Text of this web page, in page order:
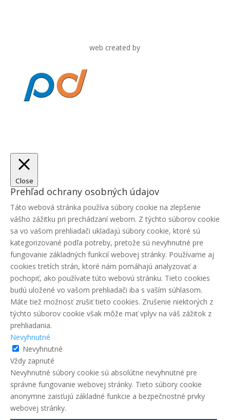
web created by
Close
Prehľad ochrany osobných údajov
Táto webová stránka používa súbory cookie na zlepšenie
vášho zážitku pri prechádzaní webom. Z týchto súborov cookie
sa vo vašom prehliadači ukladajú súbory cookie, ktoré sú
kategorizované podľa potreby, pretože sú nevyhnutné pre
fungovanie základných funkcií webovej stránky. Používame aj
cookies tretích strán, ktoré nám pomáhajú analyzovať a
pochopiť, ako používate túto webovú stránku. Tieto cookies
budú uložené vo vašom prehliadači iba s vaším súhlasom.
Máte tiež možnosť zrušiť tieto cookies. Zrušenie niektorých z
týchto súborov cookie však môže mať vplyv na váš zážitok z
prehliadania.
Nevyhnutné
Nevyhnutné
Vždy zapnuté
Nevyhnutné súbory cookie sú absolútne nevyhnutné pre
správne fungovanie webovej stránky. Tieto súbory cookie
anonymne zaisťujú základné funkcie a bezpečnostné prvky
webovej stránky.